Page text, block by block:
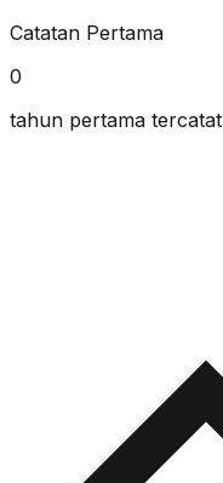
Catatan Pertama
0
tahun pertama tercatat